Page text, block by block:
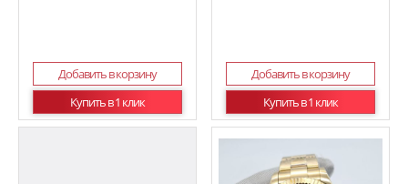
Добавить в корзину
Купить в 1 клик
Добавить в корзину
Купить в 1 клик